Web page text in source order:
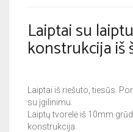
Laiptai su
konstrukcija iš
Laiptai iš riešuto, tiesūs.
su įgilinimu.
Laiptų tvorelė iš 10mm
konstrukcija